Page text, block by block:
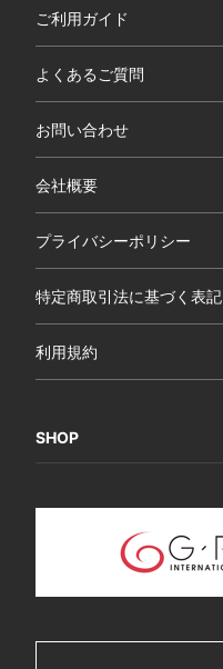
ご利用ガイド
よくあるご質問
お問い合わせ
会社概要
プライバシーポリシー
特定商取引法に基づく表記
利用規約
SHOP